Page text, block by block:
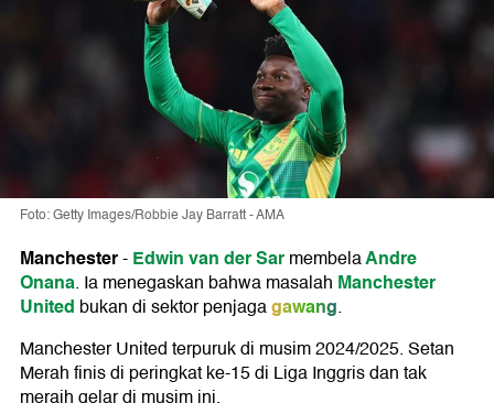
Foto: Getty Images/Robbie Jay Barratt - AMA
Manchester-Edwin van der SarmembelaAndre
Onana. Ia menegaskan bahwa masalah Manchester
United bukan di sektor penjagagawang.
Manchester United terpuruk di musim 2024/2025. Setan
Merah finis di peringkat ke-15 di Liga Inggris dan tak